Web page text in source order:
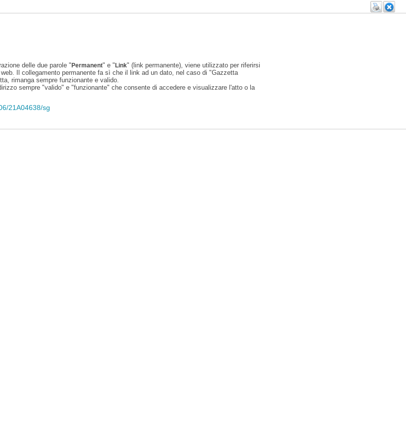
delle due parole "Permanent" e "Link" (link permanente), viene utilizzato per riferirsi
Il collegamento permanente fa sì che il link ad un dato, nel caso di "Gazzetta
rimanga sempre funzionante e valido.
sempre "valido" e "funzionante" che consente di accedere e visualizzare l'atto o la
21A04638/sg